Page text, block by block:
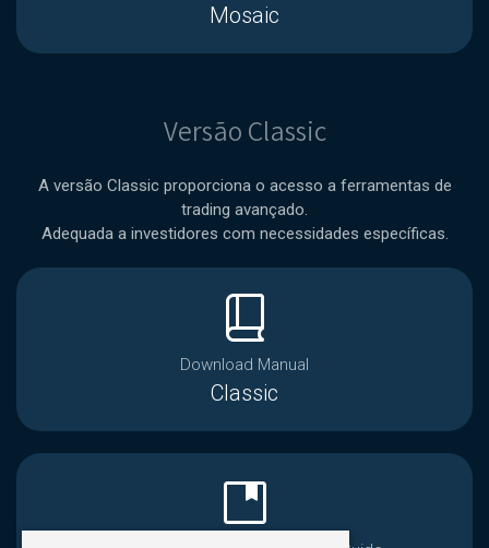
Mosaic
Versão Classic
A versão Classic proporciona o acesso a ferramentas de
trading avançado.
Adequada a investidores com necessidades específicas.
book_2
Download Manual
Classic
developer_guide